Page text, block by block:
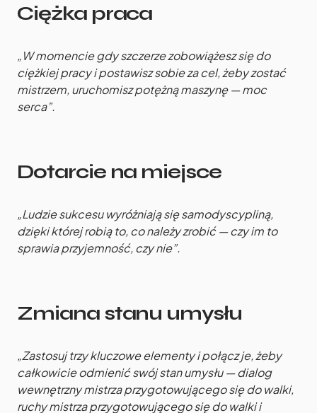
Ciężka praca
„W momencie gdy szczerze zobowiążesz się do
ciężkiej pracy i postawisz sobie za cel, żeby zostać
mistrzem, uruchomisz potężną maszynę — moc
serca”.
Dotarcie na miejsce
„Ludzie sukcesu wyróżniają się samodyscypliną,
dzięki której robią to, co należy zrobić — czy im to
sprawia przyjemność, czy nie”.
Zmiana stanu umysłu
„Zastosuj trzy kluczowe elementy i połącz je, żeby
całkowicie odmienić swój stan umysłu — dialog
wewnętrzny mistrza przygotowującego się do walki,
ruchy mistrza przygotowującego się do walki i